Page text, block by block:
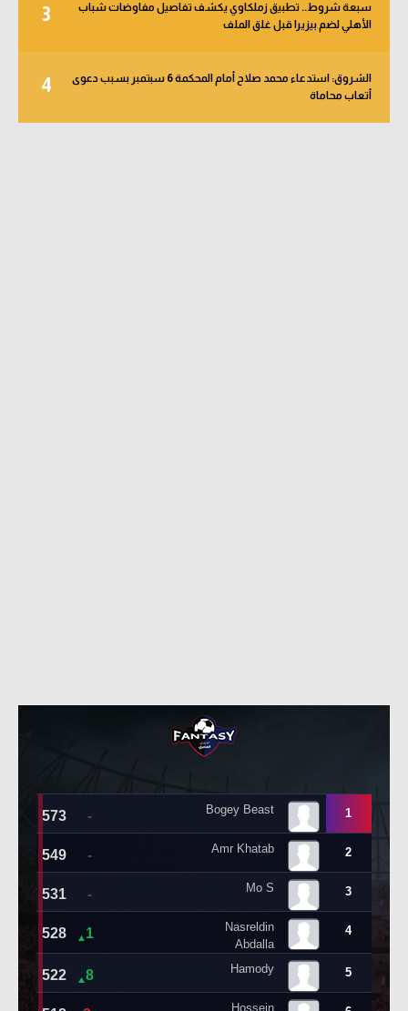
3
سبعة شروط.. تطبيق زملكاوي يكشف تفاصيل مفاوضات شباب
الأهلي لضم بيزيرا قبل غلق الملف
4
الشروق: استدعاء محمد صلاح أمام المحكمة 6 سبتمبر بسبب دعوى
أتعاب محاماة